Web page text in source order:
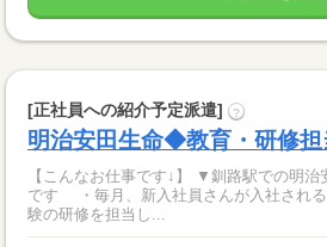
[正社員への紹介予定派遣] ?
明治安田生命◆教育・研修担
【こんなお仕事です↓】 ▼釧路駅での明治
です ・毎月、新入社員さんが入社され
験の研修を担当し...